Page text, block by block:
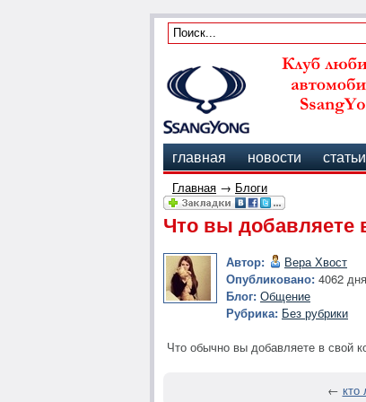
главная новости статьи
Главная → Блоги
Что вы добавляете
Автор:
Вера Хвост
Опубликовано: 4062
Блог: Общение
Рубрика: Без рубрики
Что обычно вы добавляете в свой
← кто